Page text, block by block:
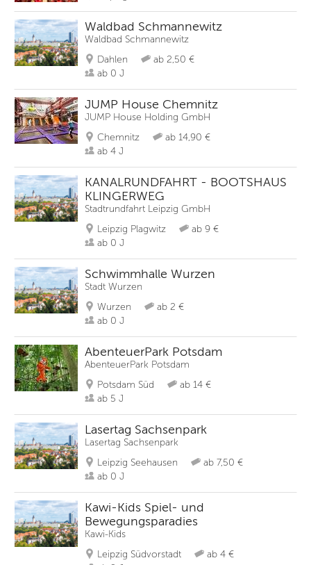
Waldbad Schmannewitz
Waldbad Schmannewitz
Dahlen
ab 2,50 €
ab 0 J
JUMP House Chemnitz
JUMP House Holding GmbH
Chemnitz
ab 14,90 €
ab 4 J
KANALRUNDFAHRT - BOOTSHAUS
KLINGERWEG
Stadtrundfahrt Leipzig GmbH
Leipzig Plagwitz
ab 9 €
ab 0 J
Schwimmhalle Wurzen
Stadt Wurzen
Wurzen
ab 2 €
ab 0 J
AbenteuerPark Potsdam
AbenteuerPark Potsdam
Potsdam Süd
ab 14 €
ab 5 J
Lasertag Sachsenpark
Lasertag Sachsenpark
Leipzig Seehausen
ab 7,50 €
ab 0 J
Kawi-Kids Spiel- und
Bewegungsparadies
Kawi-Kids
Leipzig Südvorstadt
ab 4 €